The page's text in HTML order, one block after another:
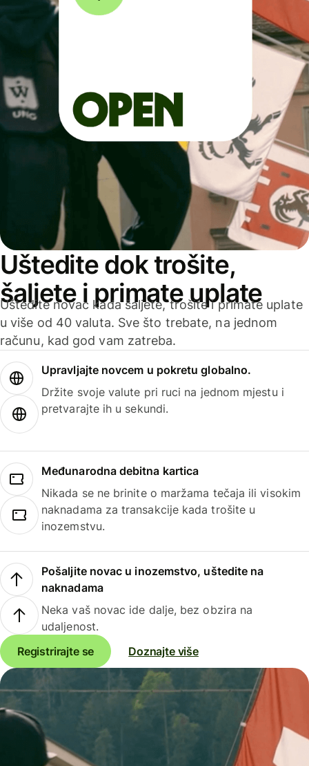
Uštedite dok trošite,
šaljete i primate uplate
Uštedite novac kada šaljete, trošite i primate uplate
u više od 40 valuta. Sve što trebate, na jednom
računu, kad god vam zatreba.
Upravljajte novcem u pokretu globalno.
Držite svoje valute pri ruci na jednom mjestu i
pretvarajte ih u sekundi.
Međunarodna debitna kartica
Nikada se ne brinite o maržama tečaja ili visokim
naknadama za transakcije kada trošite u
inozemstvu.
Pošaljite novac u inozemstvo, uštedite na
naknadama
Neka vaš novac ide dalje, bez obzira na
udaljenost.
Registrirajte se
Doznajte više